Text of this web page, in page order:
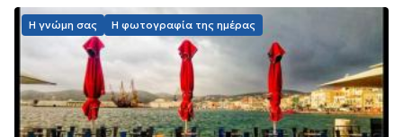
Η γνώμη σας Η φωτογραφία της ημέρας